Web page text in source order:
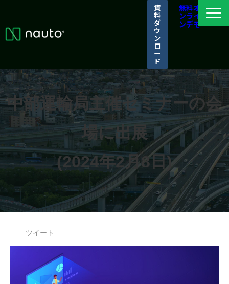
資
料
ダ
ウ
ン
ロ
ー
ド
無料オ
ンライ
ンデモ
ナウトとは
選ばれる理由
導入事例
パートナーシップ/アライアンス
ログイン
中部運輸局主催セミナーの会
場に出展
(2024年2月8日)
ツイート